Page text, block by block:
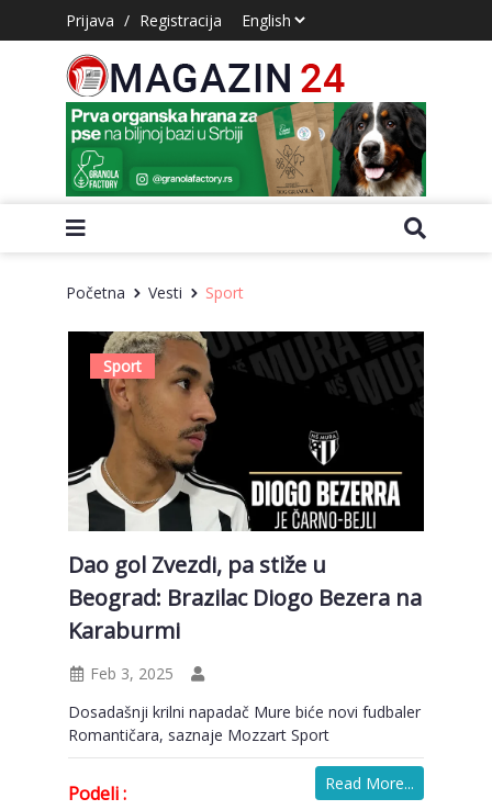
Prijava / Registracija
Početna Vesti Sport
Sport
Dao gol Zvezdi, pa stiže u
Beograd: Brazilac Diogo Bezera na
Karaburmi
Feb 3, 2025
Dosadašnji krilni napadač Mure biće novi fudbaler
Romantičara, saznaje Mozzart Sport
Read More...
Podeli :